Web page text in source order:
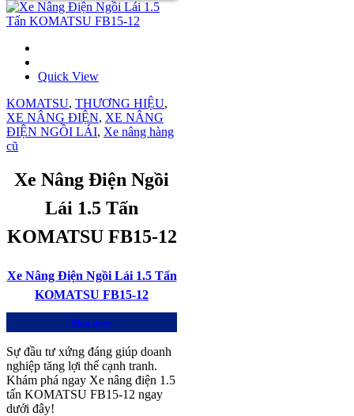
Quick View
KOMATSU, THƯƠNG HIỆU,
XE NÂNG ĐIỆN, XE NÂNG
ĐIỆN NGỒI LÁI, Xe nâng hàng
cũ
Xe Nâng Điện Ngồi
Lái 1.5 Tấn
KOMATSU FB15-12
Xe Nâng Điện Ngồi Lái 1.5 Tấn
KOMATSU FB15-12
Mua ngay
Sự đầu tư xứng đáng giúp doanh
nghiệp tăng lợi thế cạnh tranh.
Khám phá ngay Xe nâng điện 1.5
tấn KOMATSU FB15-12 ngay
dưới đây!